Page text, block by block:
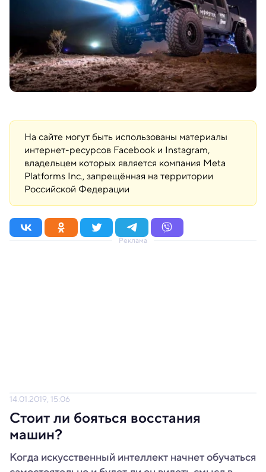
На сайте могут быть использованы материалы
интернет-ресурсов Facebook и Instagram,
владельцем которых является компания Meta
Platforms Inc., запрещённая на территории
Российской Федерации
Реклама
14.01.2019, 15:06
Стоит ли бояться восстания
машин?
Когда искусственный интеллект начнет обучаться